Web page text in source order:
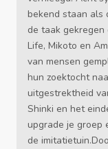
bekend staan als
de taak gekregen
Life, Mikoto en
van mensen
hun zoektocht
uitgestrektheid
Shinki en het
upgrade je groep
de